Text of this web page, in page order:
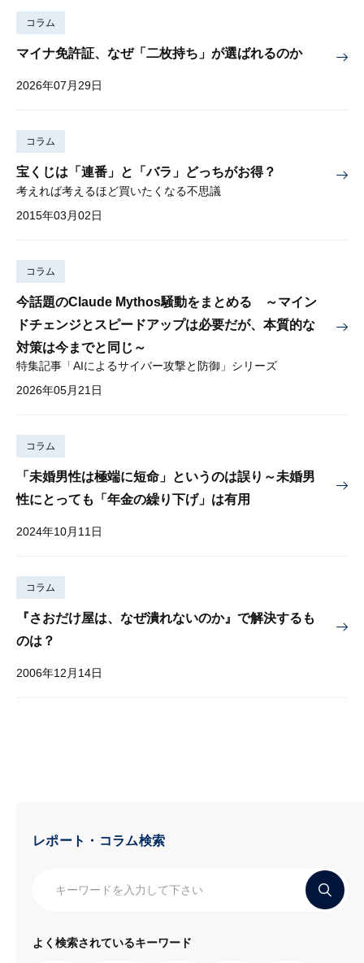
コラム
マイナ免許証、なぜ「二枚持ち」が選ばれるのか
2026年07月29日
コラム
宝くじは「連番」と「バラ」どっちがお得？
考えれば考えるほど買いたくなる不思議
2015年03月02日
コラム
今話題のClaude Mythos騒動をまとめる ～マイン
ドチェンジとスピードアップは必要だが、本質的な
対策は今までと同じ～
特集記事「AIによるサイバー攻撃と防御」シリーズ
2026年05月21日
コラム
「未婚男性は極端に短命」というのは誤り～未婚男
性にとっても「年金の繰り下げ」は有用
2024年10月11日
コラム
『さおだけ屋は、なぜ潰れないのか』で解決するも
のは？
2006年12月14日
レポート・コラム検索
よく検索されているキーワード